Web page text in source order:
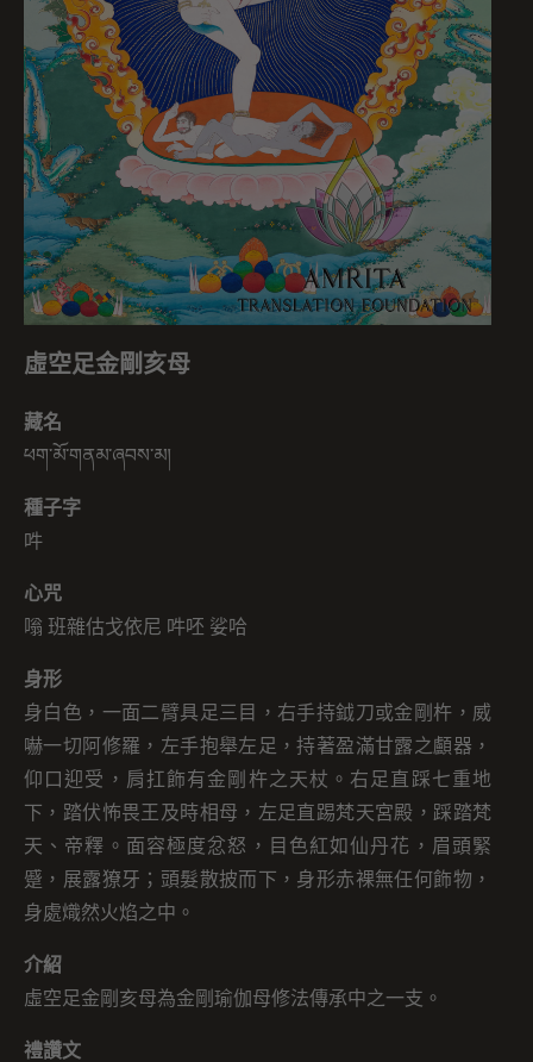
虛空足金剛亥母
藏名
ཕག་མོ་གནམ་ཞབས་མ།
種子字
吽
心咒
嗡 班雜估戈依尼 吽呸 娑哈
身形
身白色，一面二臂具足三目，右手持鉞刀或金剛杵，威
嚇一切阿修羅，左手抱舉左足，持著盈滿甘露之顱器，
仰口迎受，肩扛飾有金剛杵之天杖。右足直踩七重地
下，踏伏怖畏王及時相母，左足直踢梵天宮殿，踩踏梵
天、帝釋。面容極度忿怒，目色紅如仙丹花，眉頭緊
蹙，展露獠牙；頭髮散披而下，身形赤裸無任何飾物，
身處熾然火焰之中。
介紹
虛空足金剛亥母為金剛瑜伽母修法傳承中之一支。
禮讚文